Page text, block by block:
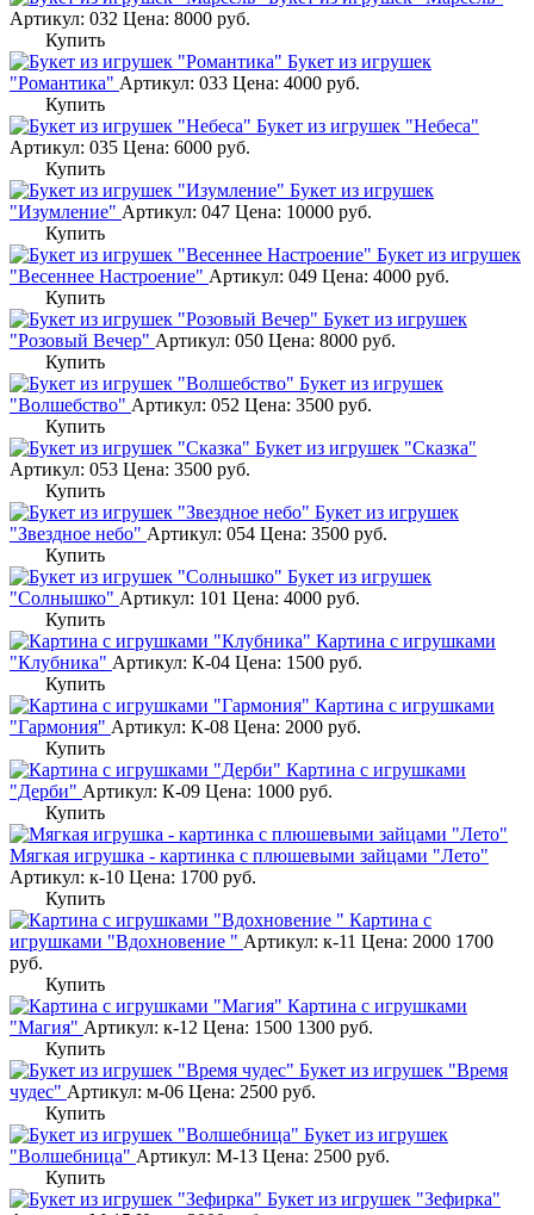
Артикул: 032 Цена: 8000 руб.
Купить
Букет из игрушек
"Романтика" Артикул: 033 Цена: 4000 руб.
Купить
Букет из игрушек "Небеса"
Артикул: 035 Цена: 6000 руб.
Купить
Букет из игрушек
"Изумление" Артикул: 047 Цена: 10000 руб.
Купить
Букет из игрушек
"Весеннее Настроение" Артикул: 049 Цена: 4000 руб.
Купить
Букет из игрушек
"Розовый Вечер" Артикул: 050 Цена: 8000 руб.
Купить
Букет из игрушек
"Волшебство" Артикул: 052 Цена: 3500 руб.
Купить
Букет из игрушек "Сказка"
Артикул: 053 Цена: 3500 руб.
Купить
Букет из игрушек
"Звездное небо" Артикул: 054 Цена: 3500 руб.
Купить
Букет из игрушек
"Солнышко" Артикул: 101 Цена: 4000 руб.
Купить
Картина с игрушками
"Клубника" Артикул: К-04 Цена: 1500 руб.
Купить
Картина с игрушками
"Гармония" Артикул: К-08 Цена: 2000 руб.
Купить
Картина с игрушками
"Дерби" Артикул: К-09 Цена: 1000 руб.
Купить
Мягкая игрушка - картинка с плюшевыми зайцами "Лето"
Артикул: к-10 Цена: 1700 руб.
Купить
Картина с
игрушками "Вдохновение " Артикул: к-11 Цена: 2000 1700
руб.
Купить
Картина с игрушками
"Магия" Артикул: к-12 Цена: 1500 1300 руб.
Купить
Букет из игрушек "Время
чудес" Артикул: м-06 Цена: 2500 руб.
Купить
Букет из игрушек
"Волшебница" Артикул: М-13 Цена: 2500 руб.
Купить
Букет из игрушек "Зефирка"